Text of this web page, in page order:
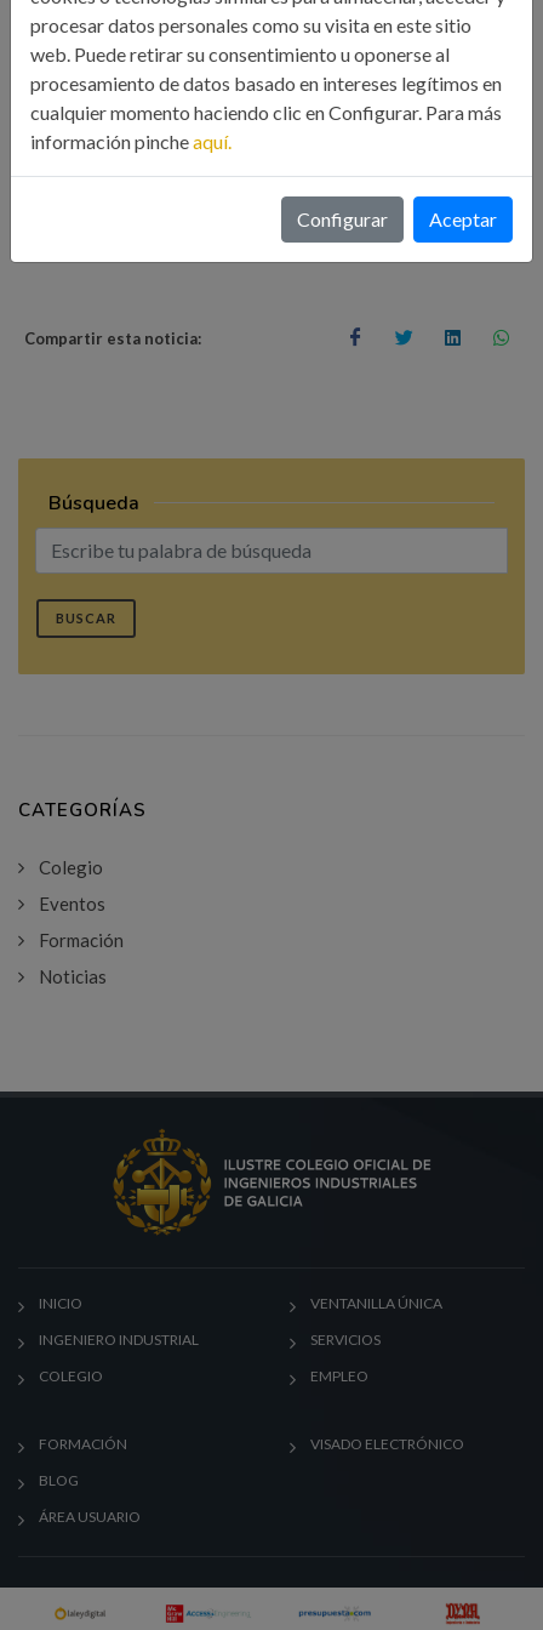
exterior ya que, en el año 2010, cuando se estaba
construyendo, visitaron las obras de ejecución para conocer
in situ una de las mayores obras de ingeniería en esos años.
Compartir esta noticia:
Búsqueda
BUSCAR
CATEGORÍAS
Colegio
Eventos
Formación
Noticias
INICIO
INGENIERO INDUSTRIAL
COLEGIO
VENTANILLA ÚNICA
SERVICIOS
EMPLEO
FORMACIÓN
BLOG
ÁREA USUARIO
VISADO ELECTRÓNICO
procesar datos personales como su visita en este sitio
web. Puede retirar su consentimiento u oponerse al
procesamiento de datos basado en intereses legítimos en
cualquier momento haciendo clic en Configurar. Para más
información pincheaquí.
Configurar Aceptar